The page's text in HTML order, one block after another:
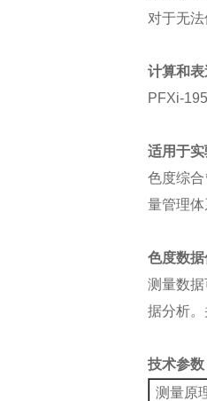
对于无
计算和
PFXi-195
适用于
色度综
量管理
色度数
测量数
据分析
技术参数
测量原